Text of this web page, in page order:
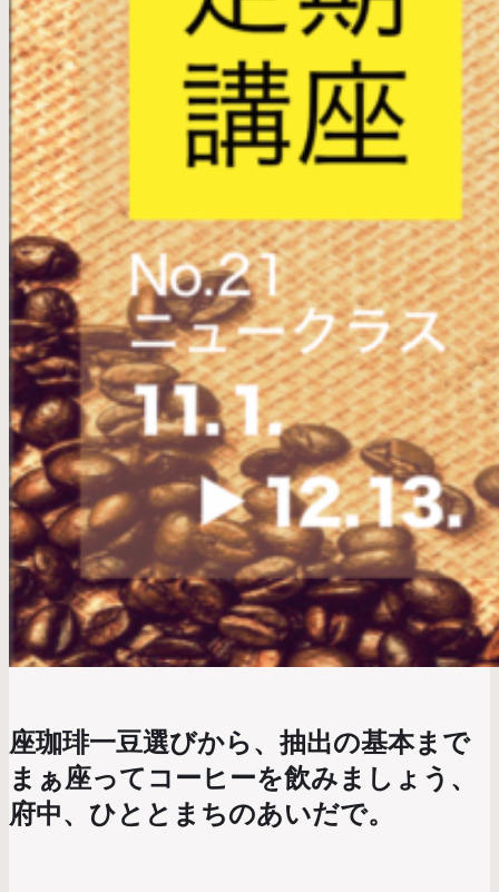
座珈琲一豆選びから、抽出の基本まで
まぁ座ってコーヒーを飲みましょう、
府中、ひととまちのあいだで。